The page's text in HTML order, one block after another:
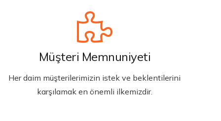
Müşteri Memnuniyeti
Her daim müşterilerimizin istek ve beklentilerini
karşılamak en önemli ilkemizdir.